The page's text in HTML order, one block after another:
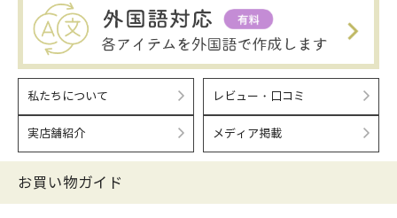
私たちについて レビュー・口コミ
実店舗紹介 メディア掲載
お買い物ガイド